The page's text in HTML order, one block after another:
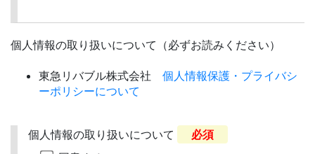
個人情報の取り扱いについて（必ずお読みください）
東急リバブル株式会社 個人情報保護・プライバシ
ーポリシーについて
個人情報の取り扱いについて
必須